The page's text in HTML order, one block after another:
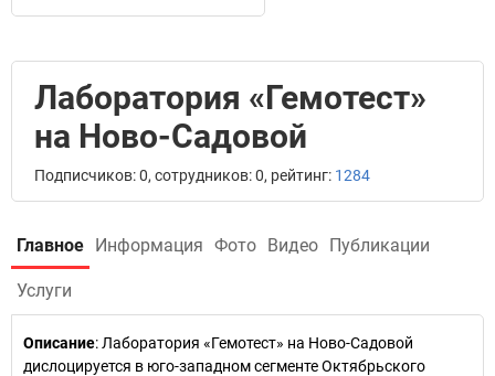
Лаборатория «Гемотест»
на Ново-Садовой
Подписчиков: 0, сотрудников: 0, рейтинг: 1284
Главное Информация Фото Видео Публикации
Услуги
Описание: Лаборатория «Гемотест» на Ново-Садовой
дислоцируется в юго-западном сегменте Октябрьского